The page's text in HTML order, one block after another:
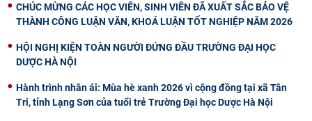
CHÚC MỪNG CÁC HỌC VIÊN, SINH VIÊN ĐÃ XUẤT SẮC BẢO VỆ
THÀNH CÔNG LUẬN VĂN, KHOÁ LUẬN TỐT NGHIỆP NĂM 2026
HỘI NGHỊ KIỆN TOÀN NGƯỜI ĐỨNG ĐẦU TRƯỜNG ĐẠI HỌC
DƯỢC HÀ NỘI
Hành trình nhân ái: Mùa hè xanh 2026 vì cộng đồng tại xã Tân
Tri, tỉnh Lạng Sơn của tuổi trẻ Trường Đại học Dược Hà Nội